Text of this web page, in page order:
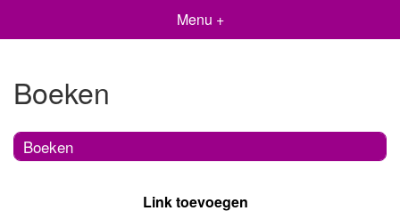
Menu +
Boeken
Boeken
Link toevoegen